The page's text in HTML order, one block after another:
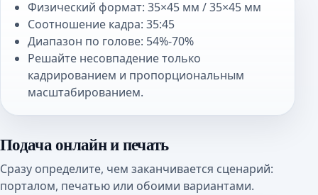
Физический формат: 35×45 мм / 35×45 мм
Соотношение кадра: 35:45
Диапазон по голове: 54%-70%
Решайте несовпадение только
кадрированием и пропорциональным
масштабированием.
Подача онлайн и печать
Сразу определите, чем заканчивается сценарий:
порталом, печатью или обоими вариантами.